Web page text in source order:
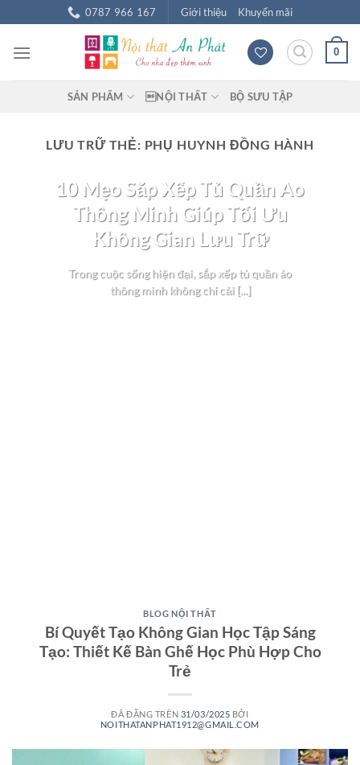
đến
nội
0787 966 167 Giới thiệu Khuyến mãi
0
SẢN PHẨM NỘI THẤT BỘ SƯU TẬP
LƯU TRỮ THẺ: PHỤ HUYNH ĐỒNG HÀNH
10 Mẹo Sắp Xếp Tủ Quần Áo
Thông Minh Giúp Tối Ưu
Không Gian Lưu Trữ
Trong cuộc sống hiện đại, sắp xếp tủ quần áo
thông minh không chỉ cải [...]
BLOG NỘI THẤT
Bí Quyết Tạo Không Gian Học Tập Sáng
Tạo: Thiết Kế Bàn Ghế Học Phù Hợp Cho
Trẻ
ĐÃ ĐĂNG TRÊN 31/03/2025 BỞI
NOITHATANPHAT1912@GMAIL.COM